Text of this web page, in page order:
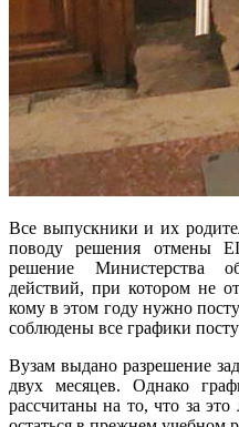
Все выпускники и их
поводу решения отмены
решение Министерства
действий, при котором не
кому в этом году нужно
соблюдены все графики
Вузам выдано разрешение
двух месяцев. Однако
рассчитаны на то, что за